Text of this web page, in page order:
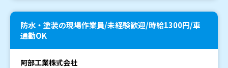
防水・塗装の現場作業員/未経験歓迎/時給1300円/車
通勤OK
阿部工業株式会社